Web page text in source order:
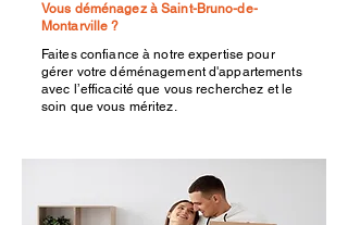
Vous déménagez à Saint-Bruno-de-
Montarville ?
Faites confiance à notre expertise pour
gérer votre déménagement d'appartements
avec l’efficacité que vous recherchez et le
soin que vous méritez.